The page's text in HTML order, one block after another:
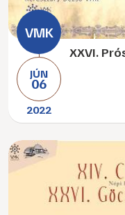
JÚN
06
2022
XXVI.